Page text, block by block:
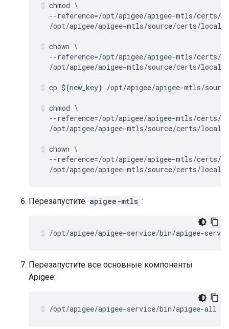
chmod \
--reference=/opt/apigee/apigee-mtls/certs/
/opt/apigee/apigee-mtls/source/certs/
chown \
--reference=/opt/apigee/apigee-mtls/certs/
/opt/apigee/apigee-mtls/source/certs/
cp ${new_key} /opt/apigee/apigee-mtls/
chmod \
--reference=/opt/apigee/apigee-mtls/certs/
/opt/apigee/apigee-mtls/source/certs/
chown \
--reference=/opt/apigee/apigee-mtls/certs/
/opt/apigee/apigee-mtls/source/certs/
Перезапустите apigee-mtls :
/opt/apigee/apigee-service/bin/apigee-
Перезапустите все основные компоненты
Apigee:
/opt/apigee/apigee-service/bin/apigee-all